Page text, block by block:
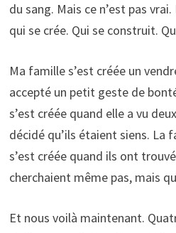
du sang. Mais ce n’est pas
qui se crée. Qui se construit.
Ma famille s’est créée un
accepté un petit geste de
s’est créée quand elle a vu
décidé qu’ils étaient siens. La
s’est créée quand ils ont
cherchaient même pas, mais
Et nous voilà maintenant.